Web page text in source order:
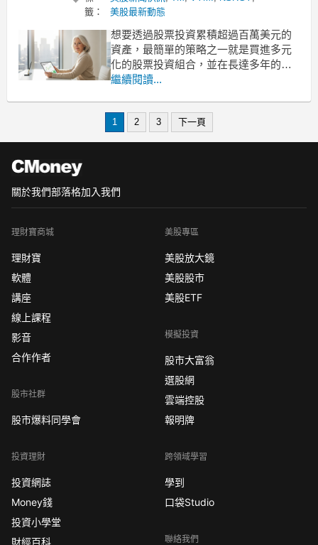
籤：
美股最新動態
想要透過股票投資累積超過百萬美元的
資產，最簡單的策略之一就是買進多元
化的股票投資組合，並在長達多年的時
間裡持續投入市場。事實上，投資人不
專注於美國以外地區、且股息殖利率高
繼續閱讀...
1 2 3 下一頁
關於我們部落格加入我們
理財寶商城
理財寶
軟體
講座
線上課程
影音
合作作者
股市社群
股市爆料同學會
投資理財
投資網誌
Money錢
投資小學堂
財經百科
美股專區
美股放大鏡
美股股市
美股ETF
模擬投資
股市大富翁
選股網
雲端控股
報明牌
跨領域學習
學到
口袋Studio
聯絡我們